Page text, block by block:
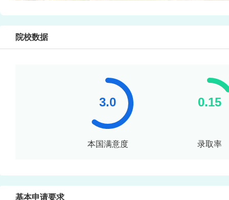
院校数据
本国满意度 录取率
基本申请要求